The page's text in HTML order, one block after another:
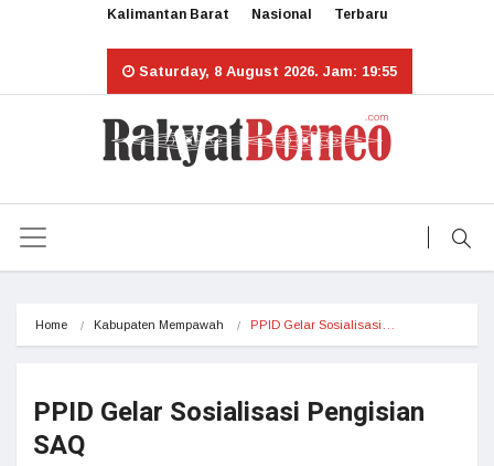
Kalimantan Barat Nasional Terbaru
Saturday, 8 August 2026. Jam: 19:55
Home Kabupaten Mempawah PPID Gelar Sosialisasi…
PPID Gelar Sosialisasi Pengisian
SAQ